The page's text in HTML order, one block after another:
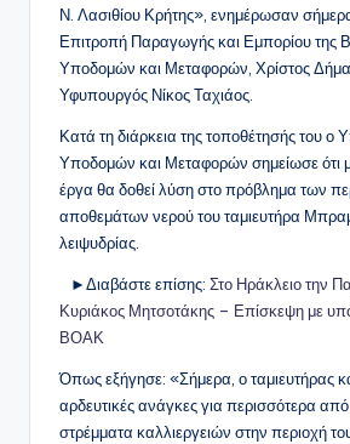
Ν. Λασιθίου Κρήτης», ενημέρωσαν
Επιτροπή Παραγωγής και Εμπορίου της
Υποδομών και Μεταφορών, Χρίστος
Υφυπουργός Νίκος Ταχιάος.
Κατά τη διάρκεια της τοποθέτησής του ο
Υποδομών και Μεταφορών σημείωσε ότι
έργα θα δοθεί λύση στο πρόβλημα των
αποθεμάτων νερού του ταμιευτήρα
λειψυδρίας.
►Διαβάστε επίσης: Στο Ηράκλειο την
Κυριάκος Μητσοτάκης – Επίσκεψη με
ΒΟΑΚ
Όπως εξήγησε: «Σήμερα, ο ταμιευτήρας
αρδευτικές ανάγκες για περισσότερα
στρέμματα καλλιεργειών στην περιοχή